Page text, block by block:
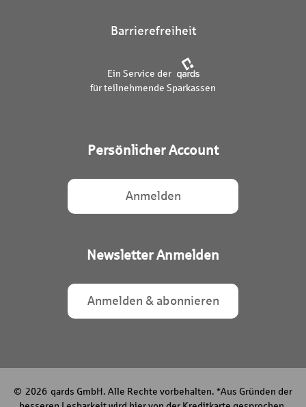
Barrierefreiheit
Ein Service der
für teilnehmende Sparkassen
Persönlicher Account
Anmelden
Newsletter Anmelden
Anmelden & abonnieren
© 2026 qards GmbH. Alle Rechte vorbehalten. *Aus Gründen der